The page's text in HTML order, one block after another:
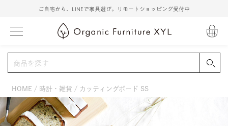
ご自宅から、LINEで家具選び。リモートショッピング受付中
HOME 時計・雑貨 カッティングボード SS